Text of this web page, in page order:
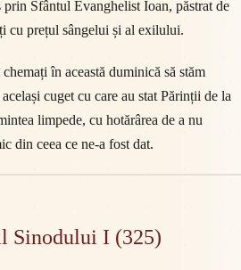
Sfântul Evanghelist Ioan, păstrat de
cu prețul sângelui și al exilului.
în această duminică să stăm
cuget cu care au stat Părinții de la
limpede, cu hotărârea de a nu
din ceea ce ne-a fost dat.
Sinodului I (325)